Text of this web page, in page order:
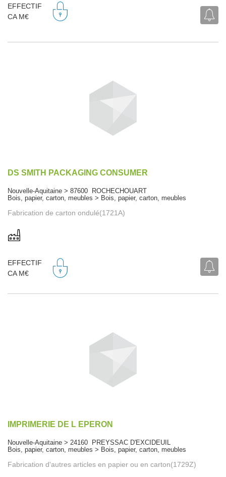
EFFECTIF
CA M€
DS SMITH PACKAGING CONSUMER
Nouvelle-Aquitaine > 87600 ROCHECHOUART
Bois, papier, carton, meubles > Bois, papier, carton, meubles
Fabrication de carton ondulé(1721A)
EFFECTIF
CA M€
IMPRIMERIE DE L EPERON
Nouvelle-Aquitaine > 24160 PREYSSAC D'EXCIDEUIL
Bois, papier, carton, meubles > Bois, papier, carton, meubles
Fabrication d'autres articles en papier ou en carton(1729Z)